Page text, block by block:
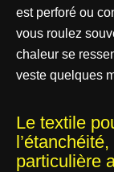
est perforé ou
vous roulez
chaleur se
veste quelques
Le textile
particulière